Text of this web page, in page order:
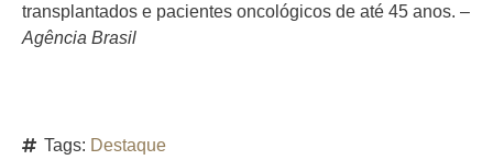
transplantados e pacientes oncológicos de até 45 anos. –
Agência Brasil
Tags: Destaque